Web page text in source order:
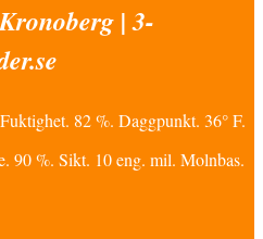
| 3-
82 %. Daggpunkt. 36° F.
90 %. Sikt. 10 eng. mil. Molnbas.